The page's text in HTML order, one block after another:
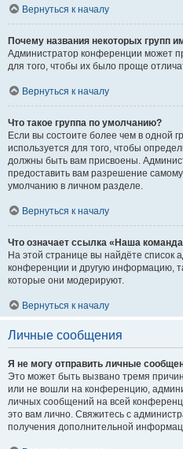
Вернуться к началу
Почему названия некоторых групп
Администратор конференции может
для того, чтобы их было проще
Вернуться к началу
Что такое группа по умолчанию?
Если вы состоите более чем в одной
используется для того, чтобы
должны быть вам присвоены.
предоставить вам разрешение
умолчанию в личном разделе.
Вернуться к началу
Что означает ссылка «Наша
На этой странице вы найдёте список
конференции и другую информацию,
которые они модерируют.
Вернуться к началу
Личные сообщения
Я не могу отправить личные
Это может быть вызвано тремя
или не вошли на конференцию,
личных сообщений на всей
это вам лично. Свяжитесь с
получения дополнительной